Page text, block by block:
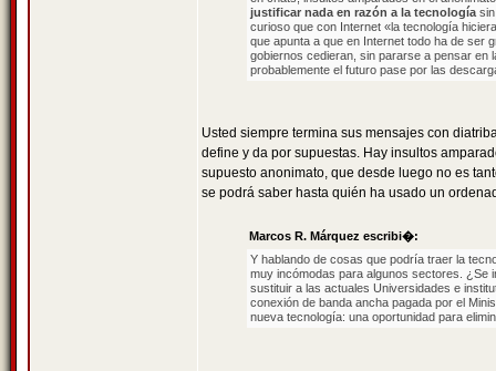
justificar nada en razón a la tecnología
curioso que con Internet «la tecnología
que apunta a que en Internet todo ha de ser
gobiernos cedieran, sin pararse a pensar en
probablemente el futuro pase por las
Usted siempre termina sus mensajes con
define y da por supuestas. Hay insultos
supuesto anonimato, que desde luego no es
se podrá saber hasta quién ha usado un
Marcos R. Márquez escribi�:
Y hablando de cosas que podría traer la
muy incómodas para algunos sectores. ¿Se
sustituir a las actuales Universidades e
conexión de banda ancha pagada por el
nueva tecnología: una oportunidad para